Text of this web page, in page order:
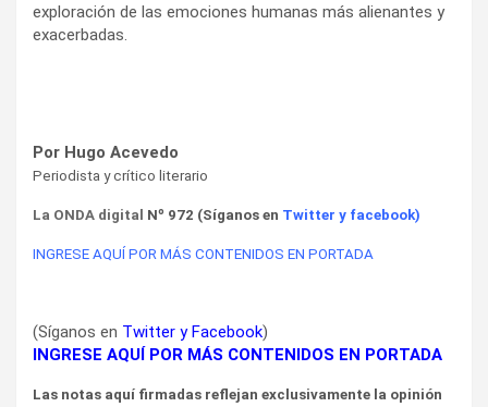
exploración de las emociones humanas más alienantes y
exacerbadas.
Por Hugo Acevedo
Periodista y crítico literario
La ONDA digital Nº 972 (Síganos en Twitter y facebook)
INGRESE AQUÍ POR MÁS CONTENIDOS EN PORTADA
(Síganos en Twitter yFacebook)
INGRESE AQUÍ POR MÁS CONTENIDOS EN PORTADA
Las notas aquí firmadas reflejan exclusivamente la opinión